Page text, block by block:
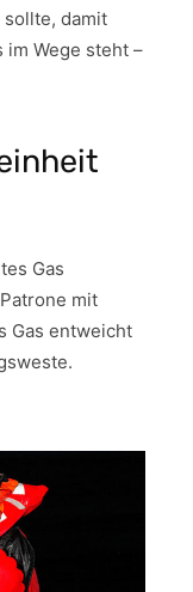
sollte, damit
Wege steht –
Gas
mit
Gas entweicht